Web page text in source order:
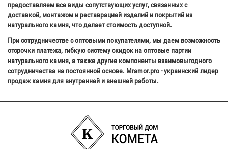
предоставляем все виды сопутствующих услуг, связанных с
доставкой, монтажом и реставрацией изделий и покрытий из
натурального камня, что делает стоимость доступной.
При сотрудничестве с оптовыми покупателями, мы даем возможность
отсрочки платежа, гибкую систему скидок на оптовые партии
натурального камня, а также другие компоненты взаимовыгодного
сотрудничества на постоянной основе. Mramor.pro - украинский лидер
продаж камня для внутренней и внешней работы.